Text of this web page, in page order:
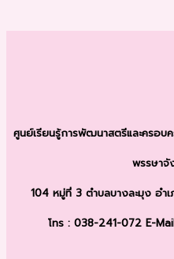
ศูนย์เรียนรู้การพัฒนาสตรีและครอบ
พรรษาจั
104 หมู่ที่ 3 ตำบลบางละมุง อำ
โทร : 038-241-072 E-